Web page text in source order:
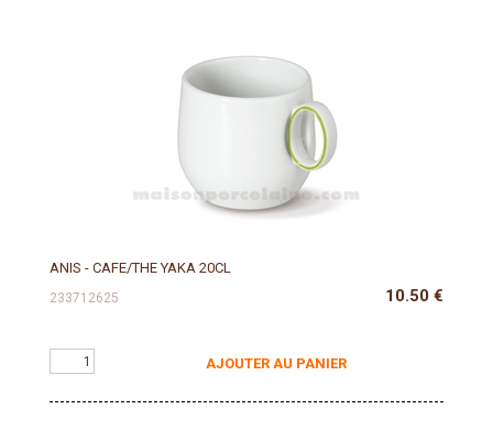
ANIS - CAFE/THE YAKA 20CL
233712625 10.50 €
AJOUTER AU PANIER